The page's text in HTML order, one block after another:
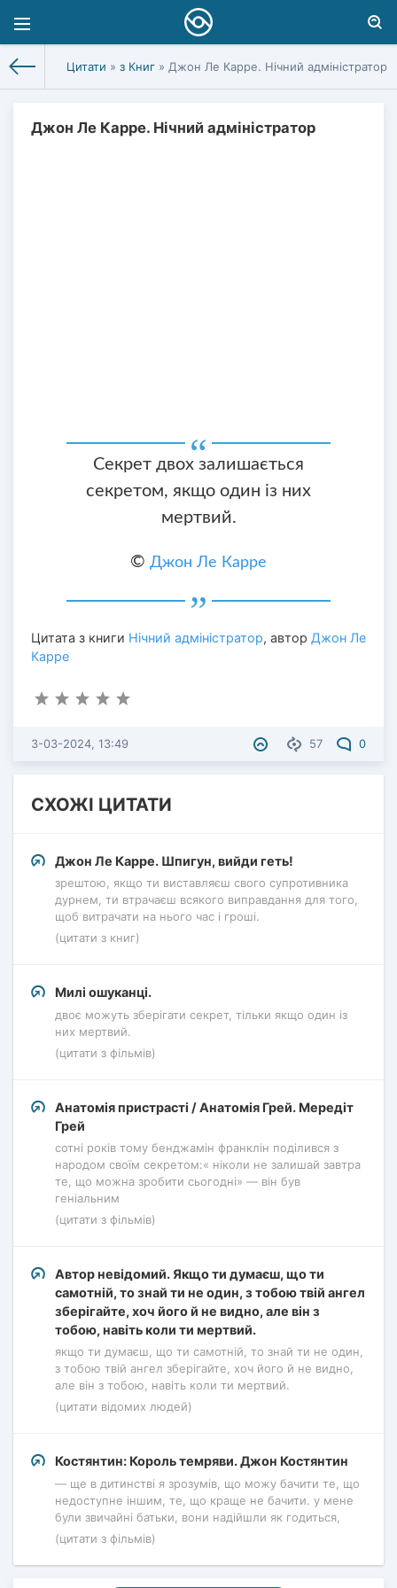
Цитати » з Книг » Джон Ле Карре. Нічний адміністратор
Джон Ле Карре. Нічний адміністратор
Секрет двох залишається
секретом, якщо один із них
мертвий.
© Джон Ле Карре
Цитата з книги Нічний адміністратор, автор Джон Ле
Карре
57 0
3-03-2024, 13:49
СХОЖІ ЦИТАТИ
Джон Ле Карре. Шпигун, вийди геть!
зрештою, якщо ти виставляєш свого супротивника
дурнем, ти втрачаєш всякого виправдання для того,
щоб витрачати на нього час і гроші.
(цитати з книг)
Милі ошуканці.
двоє можуть зберігати секрет, тільки якщо один із
них мертвий.
(цитати з фільмів)
Анатомія пристрасті / Анатомія Грей. Мередіт
Грей
сотні років тому бенджамін франклін поділився з
народом своїм секретом:« ніколи не залишай завтра
те, що можна зробити сьогодні» — він був
геніальним
(цитати з фільмів)
Автор невідомий. Якщо ти думаєш, що ти
самотній, то знай ти не один, з тобою твій ангел
зберігайте, хоч його й не видно, але він з
тобою, навіть коли ти мертвий.
якщо ти думаєш, що ти самотній, то знай ти не один,
з тобою твій ангел зберігайте, хоч його й не видно,
але він з тобою, навіть коли ти мертвий.
(цитати відомих людей)
Костянтин: Король темряви. Джон Костянтин
— ще в дитинстві я зрозумів, що можу бачити те, що
недоступне іншим, те, що краще не бачити. у мене
були звичайні батьки, вони надійшли як годиться,
(цитати з фільмів)